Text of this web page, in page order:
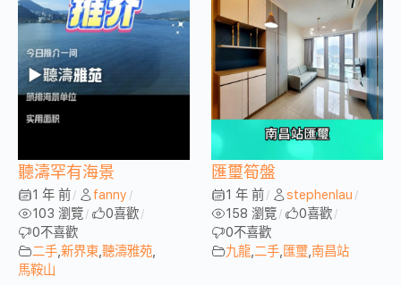
聽濤罕有海景
1 年 前 / fanny /
103 瀏覽 / 0喜歡 /
0不喜歡
二手 新界東 聽濤雅苑
馬鞍山
匯璽筍盤
1 年 前 / stephenlau /
158 瀏覽 / 0喜歡 /
0不喜歡
九龍 二手 匯璽 南昌站